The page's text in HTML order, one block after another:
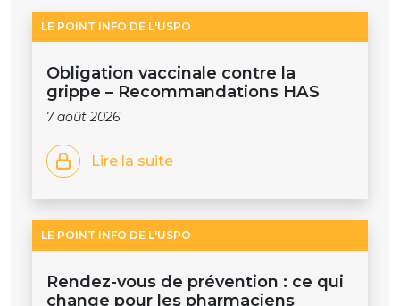
LE POINT INFO DE L'USPO
Obligation vaccinale contre la
grippe – Recommandations HAS
7 août 2026
Lire la suite
LE POINT INFO DE L'USPO
Rendez-vous de prévention : ce qui
change pour les pharmaciens